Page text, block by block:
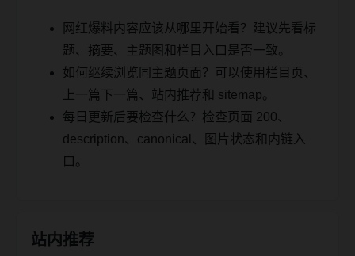
网红爆料内容应该从哪里开始看？建议先看标
题、摘要、主题图和栏目入口是否一致。
如何继续浏览同主题页面？可以使用栏目页、
上一篇下一篇、站内推荐和 sitemap。
每日更新后要检查什么？检查页面 200、
description、canonical、图片状态和内链入
口。
站内推荐